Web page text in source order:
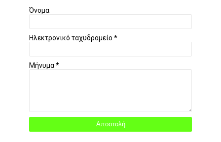
Όνομα
Ηλεκτρονικό ταχυδρομείο *
Μήνυμα*